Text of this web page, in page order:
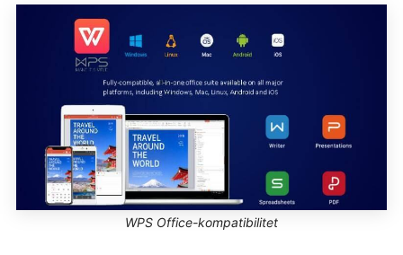
WPS Office-kompatibilitet